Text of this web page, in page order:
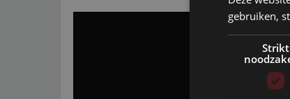
gebruiken,
Strikt